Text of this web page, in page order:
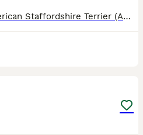
Disponibili splendidi cuccioli di American Staffordshire Terrier (Amstaff), nati il 3 maggio. I cuccioli sono allevati con cura e professionalità, cresciuti a stretto contatto con le persone e con carattere equilibrato, ideali anche per famiglie con bambini. Genitori visibili e selezionati. Disponibili maschi e femmine a partire da inizio agosto. I cuccioli verranno ceduti con: microchip, vaccinazioni, sverminazione, libretto sanitario, certificato veterinario di buona salute, pedigree ENCI, copia delle certificazioni dei genitori. Possibilità di visita senza impegno a LONIGO (VI). Per maggiori informazioni o per fissare un incontro conoscitivo: WhatsApp messaggio o chiamata al 375 9058986 Solo persone realmente interessate e amanti degli animali. Alta richiesta: prenotazioni già aperte.